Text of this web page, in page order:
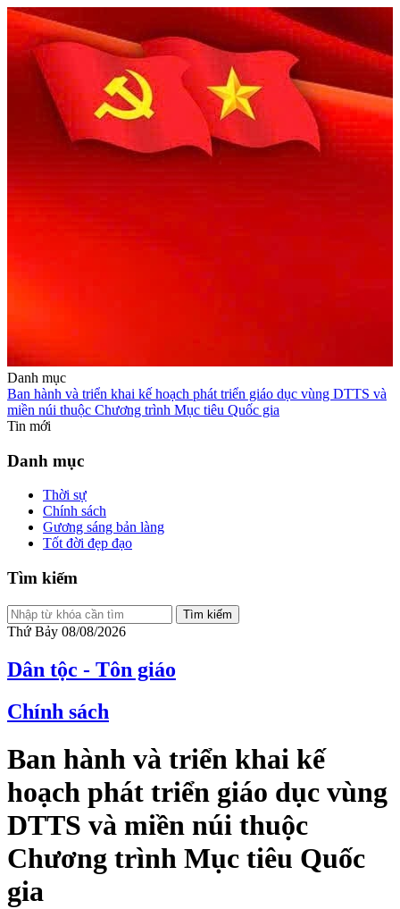
Danh mục
Ban hành và triển khai kế hoạch phát triển giáo dục vùng DTTS và
miền núi thuộc Chương trình Mục tiêu Quốc gia
Tin mới
Danh mục
Thời sự
Chính sách
Gương sáng bản làng
Tốt đời đẹp đạo
Tìm kiếm
Tìm kiếm
Thứ Bảy 08/08/2026
Dân tộc - Tôn giáo
Chính sách
Ban hành và triển khai kế
hoạch phát triển giáo dục vùng
DTTS và miền núi thuộc
Chương trình Mục tiêu Quốc
gia